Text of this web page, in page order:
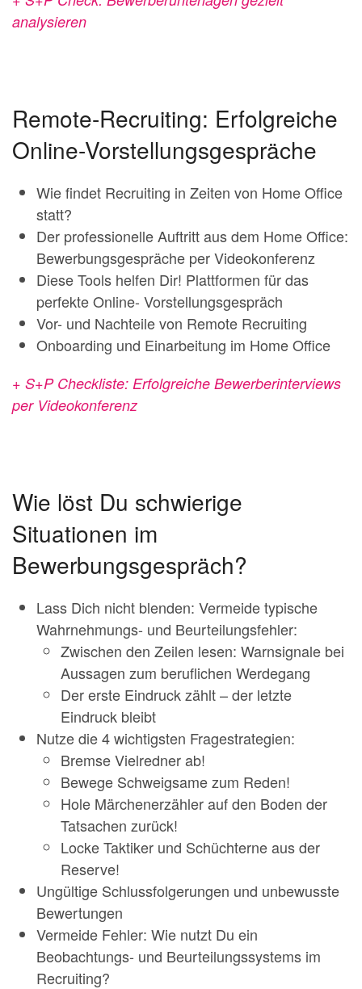
analysieren
Remote-Recruiting: Erfolgreiche
Online-Vorstellungsgespräche
Wie findet Recruiting in Zeiten von Home Office
statt?
Der professionelle Auftritt aus dem Home Office:
Bewerbungsgespräche per Videokonferenz
Diese Tools helfen Dir! Plattformen für das
perfekte Online- Vorstellungsgespräch
Vor- und Nachteile von Remote Recruiting
Onboarding und Einarbeitung im Home Office
+ S+P Checkliste: Erfolgreiche Bewerberinterviews
per Videokonferenz
Wie löst Du schwierige
Situationen im
Bewerbungsgespräch?
Lass Dich nicht blenden: Vermeide typische
Wahrnehmungs- und Beurteilungsfehler:
Zwischen den Zeilen lesen: Warnsignale bei
Aussagen zum beruflichen Werdegang
Der erste Eindruck zählt – der letzte
Eindruck bleibt
Nutze die 4 wichtigsten Fragestrategien:
Bremse Vielredner ab!
Bewege Schweigsame zum Reden!
Hole Märchenerzähler auf den Boden der
Tatsachen zurück!
Locke Taktiker und Schüchterne aus der
Reserve!
Ungültige Schlussfolgerungen und unbewusste
Bewertungen
Vermeide Fehler: Wie nutzt Du ein
Beobachtungs- und Beurteilungssystems im
Recruiting?